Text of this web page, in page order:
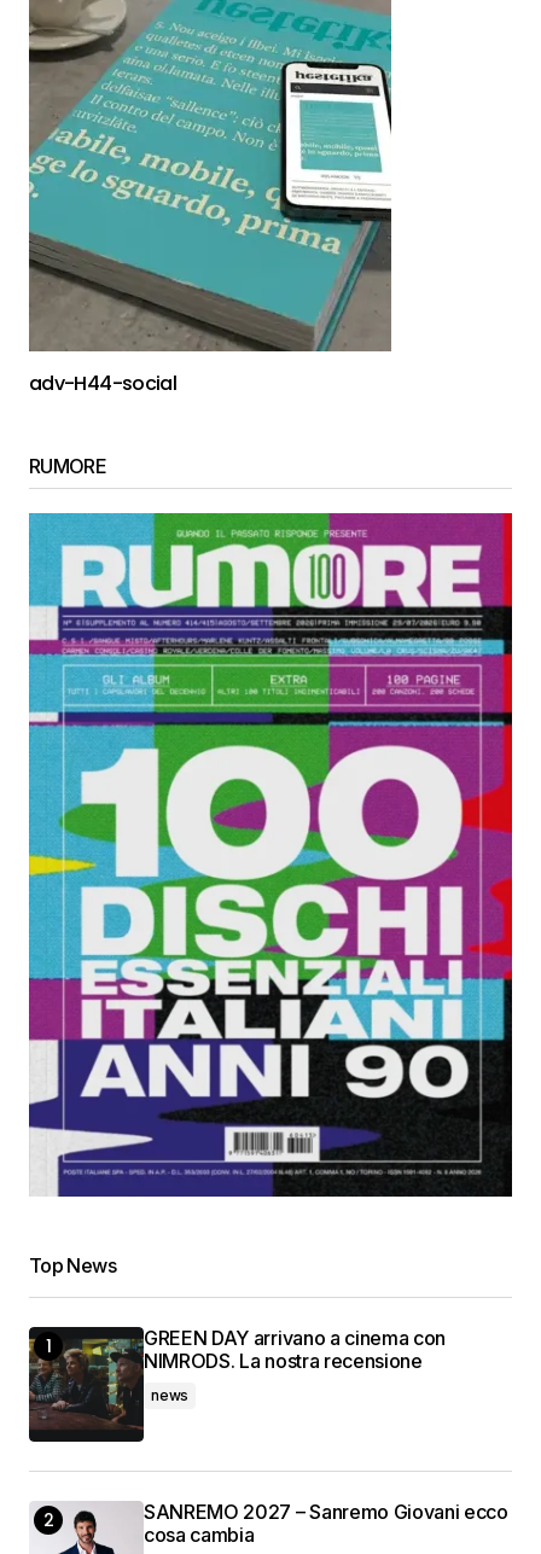
adv-H44-social
RUMORE
Top News
GREEN DAY arrivano a cinema con
NIMRODS. La nostra recensione
news
SANREMO 2027 – Sanremo Giovani ecco
cosa cambia